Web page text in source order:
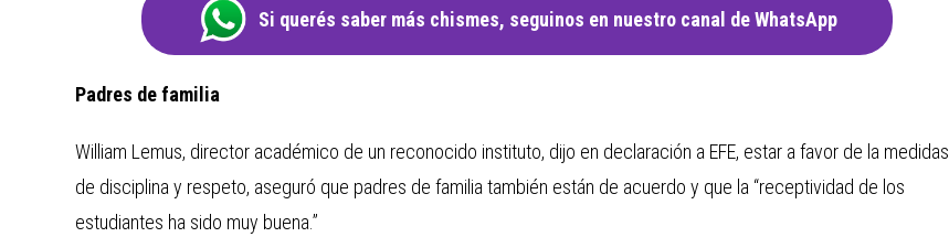
Si querés saber más chismes, seguinos en nuestro canal de WhatsApp
Padres de familia
William Lemus, director académico de un reconocido instituto, dijo en declaración a EFE, estar a favor de la medidas
de disciplina y respeto, aseguró que padres de familia también están de acuerdo y que la “receptividad de los
estudiantes ha sido muy buena.”